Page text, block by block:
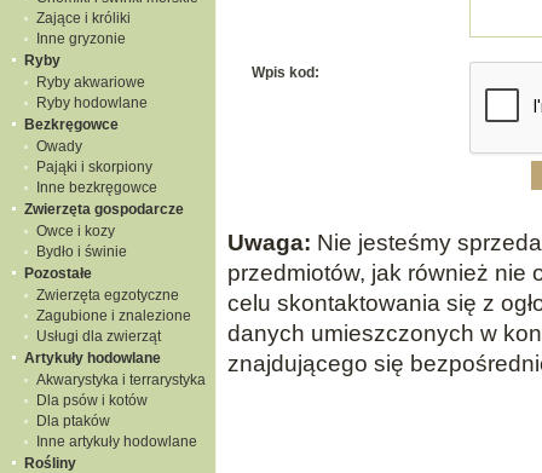
Zające i króliki
Inne gryzonie
Ryby
Ryby akwariowe
Ryby hodowlane
Bezkręgowce
Owady
Pająki i skorpiony
Inne bezkręgowce
Zwierzęta gospodarcze
Owce i kozy
Bydło i świnie
Pozostałe
Zwierzęta egzotyczne
Zagubione i znalezione
Usługi dla zwierząt
Artykuły hodowlane
Akwarystyka i terrarystyka
Dla psów i kotów
Dla ptaków
Inne artykuły hodowlane
Rośliny
Wpis kod:
Uwaga: Nie jesteśmy
przedmiotów, jak również nie
celu skontaktowania się z
danych umieszczonych w
znajdującego się